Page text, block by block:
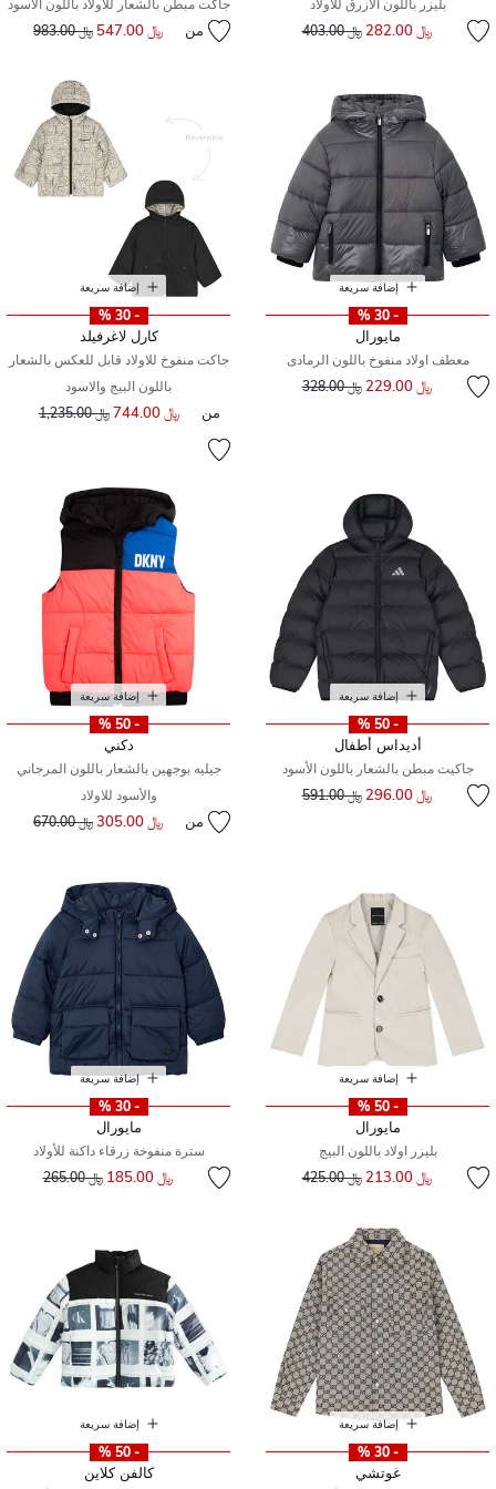
بليزر باللون الأزرق للأولاد
﷼ 282.00 سعر مخفض من﷼ 403.00
جاكت مبطن بالشعار للاولاد باللون الاسود
من ﷼ 547.00 سعر مخفض من
﷼ 983.00 إلى
إضافة سريعة
- 30 %
مايورال
معطف اولاد منفوخ باللون الرمادى
﷼ 229.00 سعر مخفض من﷼ 328.00
إضافة سريعة
- 30 %
كارل لاغرفيلد
جاكت منفوخ للاولاد قابل للعكس بالشعار
باللون البيج والاسود
من ﷼ 744.00 سعر مخفض من
﷼ 1,235.00 إلى
إضافة سريعة
- 50 %
أديداس أطفال
جاكيت مبطن بالشعار باللون الأسود
﷼ 296.00 سعر مخفض من﷼ 591.00
إضافة سريعة
- 50 %
دكني
جيليه بوجهين بالشعار باللون المرجاني
والأسود للاولاد
من ﷼ 305.00 سعر مخفض من
﷼ 670.00 إلى
إضافة سريعة
- 50 %
مايورال
بليزر اولاد باللون البيج
﷼ 213.00 سعر مخفض من﷼ 425.00
إضافة سريعة
- 30 %
مايورال
سترة منفوخة زرقاء داكنة للأولاد
﷼ 185.00 سعر مخفض من
﷼ 265.00 إلى
إضافة سريعة
- 30 %
غوتشي
إضافة سريعة
- 50 %
كالفن كلاين